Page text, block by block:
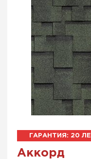
Аккорд